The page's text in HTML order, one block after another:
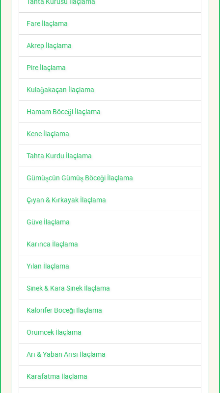
Fare İlaçlama
Akrep İlaçlama
Pire İlaçlama
Kulağakaçan İlaçlama
Hamam Böceği İlaçlama
Kene İlaçlama
Tahta Kurdu İlaçlama
Gümüşcün Gümüş Böceği İlaçlama
Çıyan & Kırkayak İlaçlama
Güve İlaçlama
Karınca İlaçlama
Yılan İlaçlama
Sinek & Kara Sinek İlaçlama
Kalorifer Böceği İlaçlama
Örümcek İlaçlama
Arı & Yaban Arısı İlaçlama
Karafatma İlaçlama